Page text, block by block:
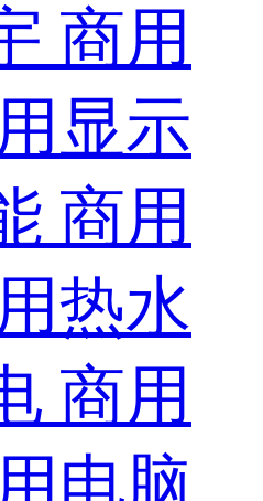
商用
显示
商用
热水
商用
电脑